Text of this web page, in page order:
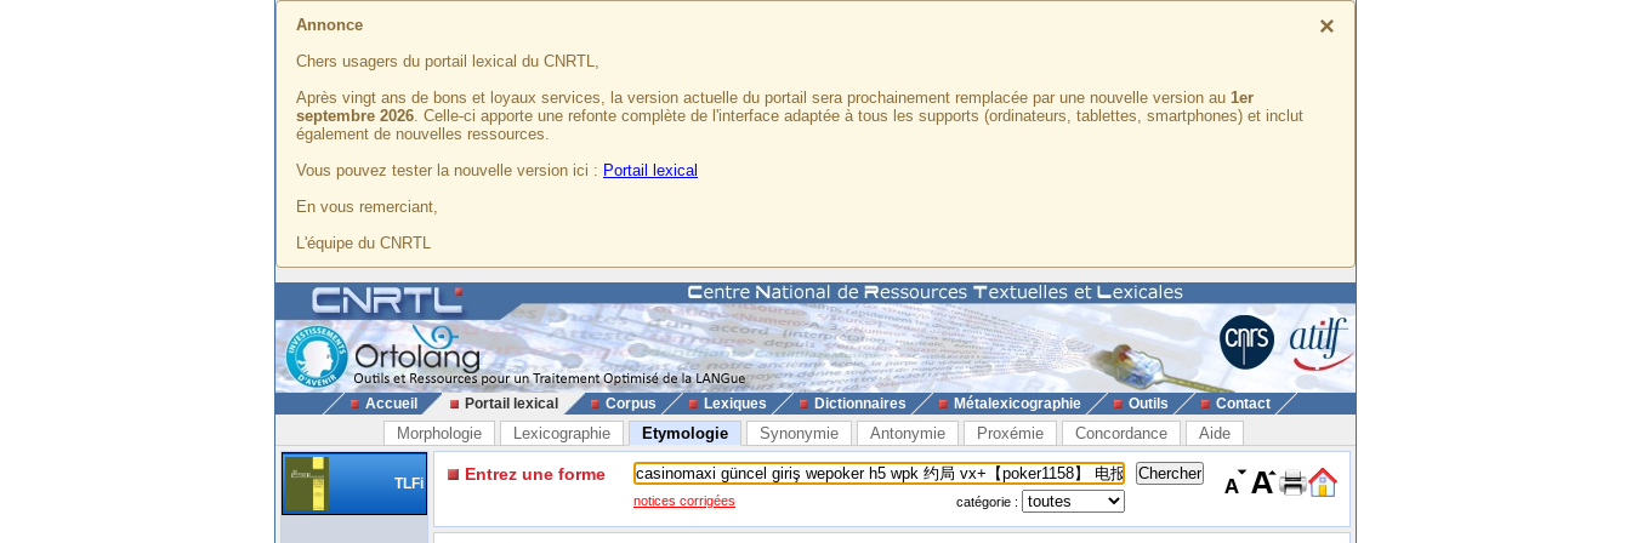
×
Annonce
Chers usagers du portail lexical du CNRTL,
Après vingt ans de bons et loyaux services, la version actuelle du portail sera prochainement remplacée par une nouvelle version au 1er
septembre 2026. Celle-ci apporte une refonte complète de l'interface adaptée à tous les supports (ordinateurs, tablettes, smartphones) et inclut
également de nouvelles ressources.
Vous pouvez tester la nouvelle version ici : Portail lexical
En vous remerciant,
L'équipe du CNRTL
Accueil Portail lexical Corpus Lexiques Dictionnaires Métalexicographie Outils Contact
Morphologie Lexicographie Etymologie Synonymie Antonymie Proxémie Concordance Aide
TLFi Entrez une forme
notices corrigées catégorie :